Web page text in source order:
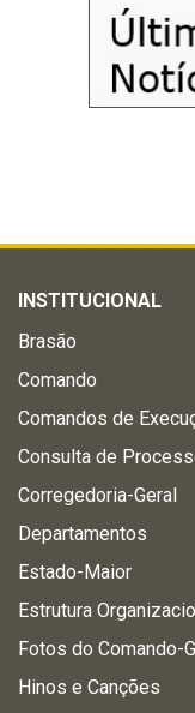
INSTITUCIONAL
Brasão
Comando
Comandos de
Consulta de
Corregedoria-Geral
Departamentos
Estado-Maior
Estrutura
Fotos do Comando-
Hinos e Canções